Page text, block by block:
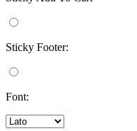
Sticky Footer:
Font: